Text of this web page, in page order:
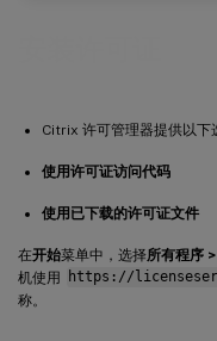
Citrix 许可管理器提供以下
使用许可证访问代码
使用已下载的许可证文件
在开始菜单中，选择所有程序
机使用
https://
称。